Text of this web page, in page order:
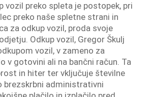
vozil preko spleta je postopek, pri
preko naše spletne strani in
za odkup vozil, proda svoje
Odkup vozil, Gregor Škulj
vozil, v zameno za
v gotovini ali na bančni račun. Ta
in hiter ter vključuje številne
brezskrbni administrativni